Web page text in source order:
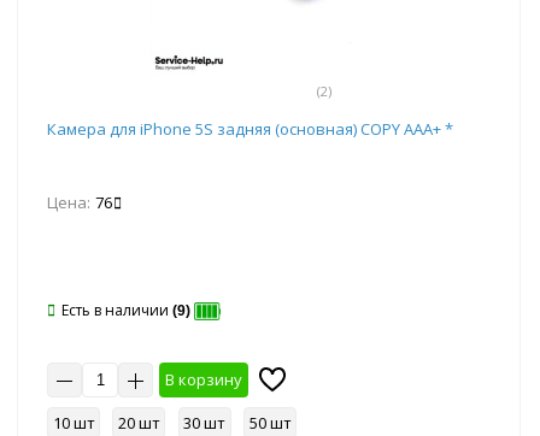
(2)
Камера для iPhone 5S задняя (основная) COPY ААА+ *
Цена: 76
Есть в наличии (9)
В корзину
10 шт
20 шт 30 шт 50 шт